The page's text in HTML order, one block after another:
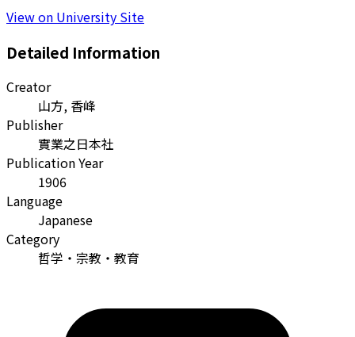
View on University Site
Detailed Information
Creator
山方, 香峰
Publisher
實業之日本社
Publication Year
1906
Language
Japanese
Category
哲学・宗教・教育